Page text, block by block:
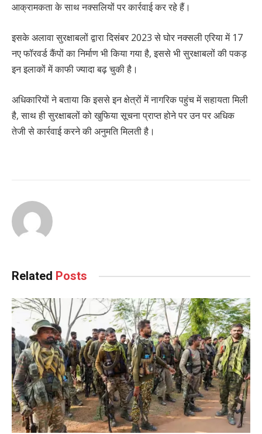
आक्रामकता के साथ नक्सलियों पर कार्रवाई कर रहे हैं।
इसके अलावा सुरक्षाबलों द्वारा दिसंबर 2023 से घोर नक्सली एरिया में 17
नए फॉरवर्ड कैंपों का निर्माण भी किया गया है, इससे भी सुरक्षाबलों की पकड़
इन इलाकों में काफी ज्यादा बढ़ चुकी है।
अधिकारियों ने बताया कि इससे इन क्षेत्रों में नागरिक पहुंच में सहायता मिली
है, साथ ही सुरक्षाबलों को खुफिया सूचना प्राप्त होने पर उन पर अधिक
तेजी से कार्रवाई करने की अनुमति मिलती है।
Related Posts